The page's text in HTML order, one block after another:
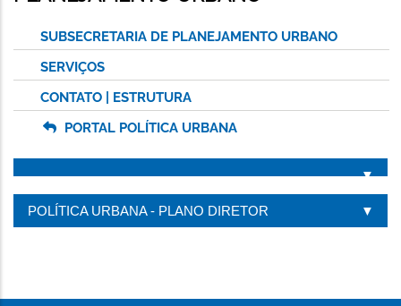
SUBSECRETARIA DE PLANEJAMENTO URBANO
SERVIÇOS
CONTATO | ESTRUTURA
PORTAL POLÍTICA URBANA
POLÍTICA URBANA - PLANO DIRETOR